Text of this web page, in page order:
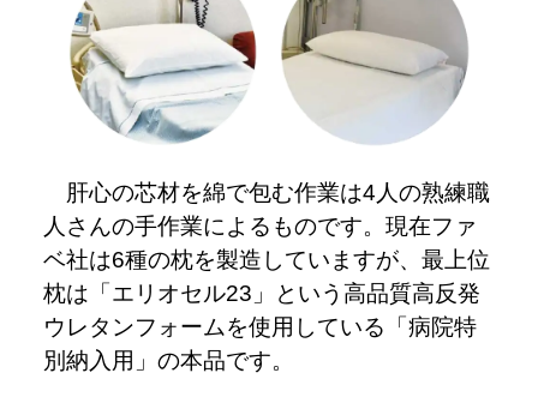
肝心の芯材を綿で包む作業は4人の熟練職
人さんの手作業によるものです。現在ファ
ベ社は6種の枕を製造していますが、最上位
枕は「エリオセル23」という高品質高反発
ウレタンフォームを使用している「病院特
別納入用」の本品です。